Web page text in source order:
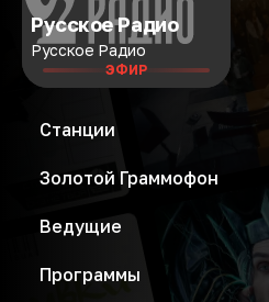
Русское Радио
Русское Радио
ЭФИР
Станции
Золотой Граммофон
Ведущие
Программы